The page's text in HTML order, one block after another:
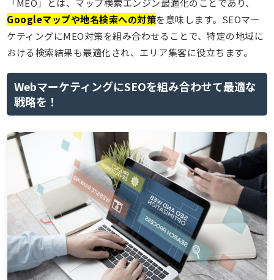
「MEO」とは、マップ検索エンジン最適化のことであり、
Googleマップや地名検索への対策を意味します。SEOマー
ケティングにMEO対策を組み合わせることで、特定の地域に
おける検索結果も最適化され、エリア集客に役立ちます。
WebマーケティングにSEOを組み合わせて最適な
戦略を！